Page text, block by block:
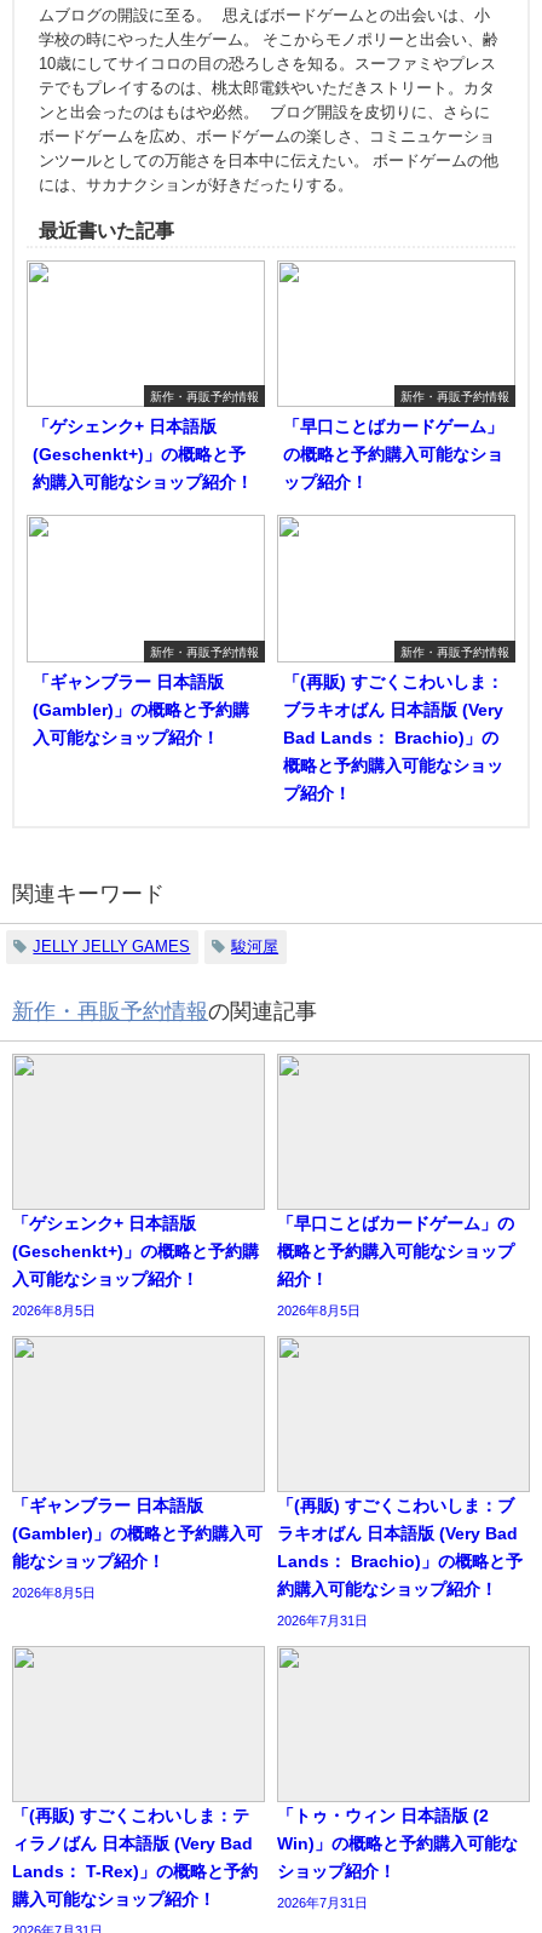
ムブログの開設に至る。 思えばボードゲームとの出会いは、小
学校の時にやった人生ゲーム。 そこからモノポリーと出会い、齢
10歳にしてサイコロの目の恐ろしさを知る。スーファミやプレス
テでもプレイするのは、桃太郎電鉄やいただきストリート。カタ
ンと出会ったのはもはや必然。 ブログ開設を皮切りに、さらに
ボードゲームを広め、ボードゲームの楽しさ、コミニュケーショ
ンツールとしての万能さを日本中に伝えたい。 ボードゲームの他
には、サカナクションが好きだったりする。
最近書いた記事
新作・再販予約情報
「ゲシェンク+ 日本語版
(Geschenkt+)」の概略と予
約購入可能なショップ紹介！
新作・再販予約情報
「早口ことばカードゲーム」
の概略と予約購入可能なショ
ップ紹介！
新作・再販予約情報
「ギャンブラー 日本語版
(Gambler)」の概略と予約購
入可能なショップ紹介！
新作・再販予約情報
「(再販) すごくこわいしま：
ブラキオばん 日本語版 (Very
Bad Lands： Brachio)」の
概略と予約購入可能なショッ
プ紹介！
関連キーワード
JELLY JELLY GAMES 駿河屋
新作・再販予約情報の関連記事
「ゲシェンク+ 日本語版
(Geschenkt+)」の概略と予約購
入可能なショップ紹介！
2026年8月5日
「早口ことばカードゲーム」の
概略と予約購入可能なショップ
紹介！
2026年8月5日
「ギャンブラー 日本語版
(Gambler)」の概略と予約購入可
能なショップ紹介！
2026年8月5日
「(再販) すごくこわいしま：ブ
ラキオばん 日本語版 (Very Bad
Lands： Brachio)」の概略と予
約購入可能なショップ紹介！
2026年7月31日
「(再販) すごくこわいしま：テ
ィラノばん 日本語版 (Very Bad
Lands： T-Rex)」の概略と予約
購入可能なショップ紹介！
「トゥ・ウィン 日本語版 (2
Win)」の概略と予約購入可能な
ショップ紹介！
2026年7月31日